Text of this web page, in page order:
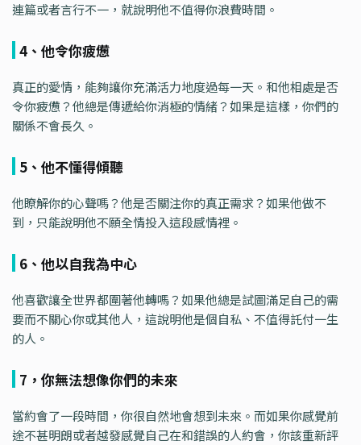
連篇或者言行不一，就說明他不值得你浪費時間。
4、他令你疲憊
真正的愛情，能夠讓你充滿活力地度過每一天。和他相處是否
令你疲憊？他總是傳遞給你消極的情緒？如果是這樣，你們的
關係不會長久。
5、他不懂得傾聽
他瞭解你的心聲嗎？他是否關注你的真正需求？如果他做不
到，只能說明他不願全情投入這段感情裡。
6、他以自我為中心
他喜歡讓全世界都圍著他轉嗎？如果他總是試圖滿足自己的需
要而不關心你或其他人，這說明他是個自私、不值得託付一生
的人。
7，你無法想像你們的未來
當約會了一段時間，你很自然地會想到未來。而如果你感覺前
途不甚明朗或者越發感覺自己在和錯誤的人約會，你該重新評